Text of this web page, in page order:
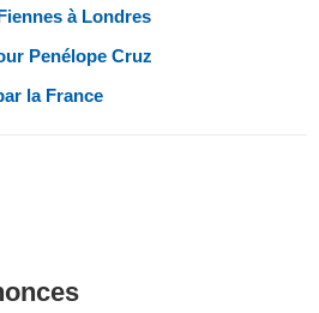
à Londres
Penélope Cruz
la France